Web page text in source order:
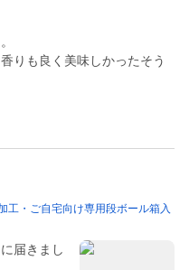
りも良く美味しかったそう
工・ご自宅向け専用段ボール箱入
届きまし